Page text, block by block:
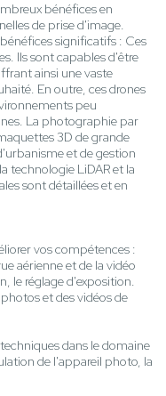
bénéfices en
de prise d'image.
significatifs : Ces
Ils sont capables d'être
ainsi une vaste
En outre, ces drones
peu
La photographie par
3D de grande
et de gestion
technologie LiDAR et la
sont détaillées et en
vos compétences :
aérienne et de la vidéo
le réglage d'exposition.
et des vidéos de
dans le domaine
de l'appareil photo, la